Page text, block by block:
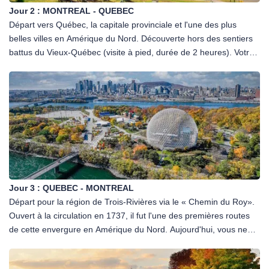
Jour 2 : MONTREAL - QUEBEC
Départ vers Québec, la capitale provinciale et l'une des plus
belles villes en Amérique du Nord. Découverte hors des sentiers
battus du Vieux-Québec (visite à pied, durée de 2 heures). Votre
rebondissement à travers le Parlement, les plaines d'Abraham, le
Château Frontenac, le Vieux- Port et la Place Royale. Déjeuner
en cours des visites. Temps libre en fin d'après-midi pour une
découverte personnelle de la ville. Dîner. Nuit.
Jour 3 : QUEBEC - MONTREAL
Départ pour la région de Trois-Rivières via le « Chemin du Roy».
Ouvert à la circulation en 1737, il fut l'une des premières routes
de cette envergure en Amérique du Nord. Aujourd'hui, vous ne
anciens où se nichent de nombreuses maisons ancestrales qui